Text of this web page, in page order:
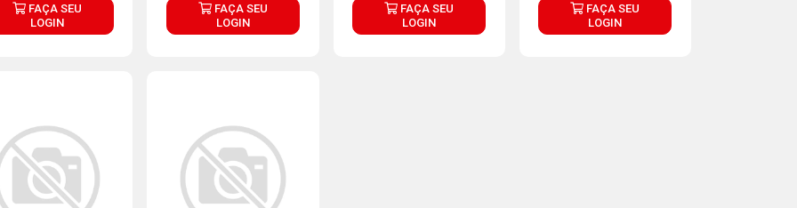
FAÇA SEU
LOGIN
FAÇA SEU
LOGIN
FAÇA SEU
LOGIN
FAÇA SEU
LOGIN